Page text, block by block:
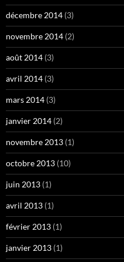
décembre 2014 (3)
novembre 2014 (2)
août 2014 (3)
avril 2014 (3)
mars 2014 (3)
janvier 2014 (2)
novembre 2013 (1)
octobre 2013 (10)
juin 2013 (1)
avril 2013 (1)
février 2013 (1)
janvier 2013 (1)